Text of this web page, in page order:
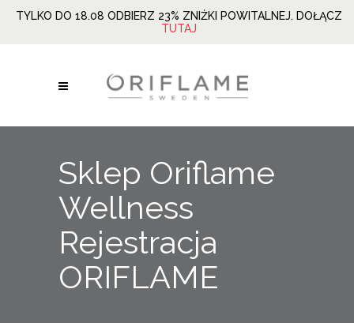
TYLKO DO 18.08 ODBIERZ 23% ZNIŻKI POWITALNEJ. DOŁĄCZ
TUTAJ
Sklep Oriflame
Wellness
Rejestracja
ORIFLAME